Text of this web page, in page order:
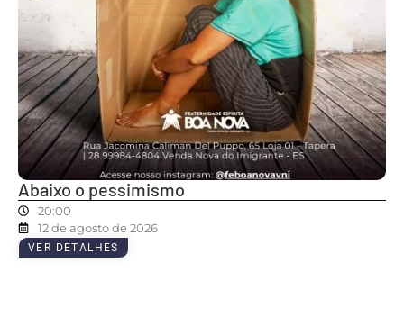
Abaixo o pessimismo
20:00
12 de agosto de 2026
VER DETALHES